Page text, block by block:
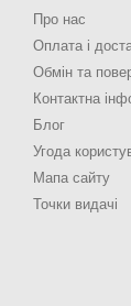
Про нас
Оплата і
Обмін та
Контактна
Блог
Угода
Мапа сайту
Точки видачі